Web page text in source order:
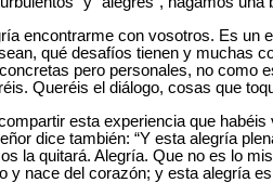
encontrarme con vosotros. Es un
qué desafíos tienen y muchas
pero personales, no como
Queréis el diálogo, cosas que
esta experiencia que
dice también: “Y esta alegría
la quitará. Alegría. Que no es lo
y nace del corazón; y esta alegría